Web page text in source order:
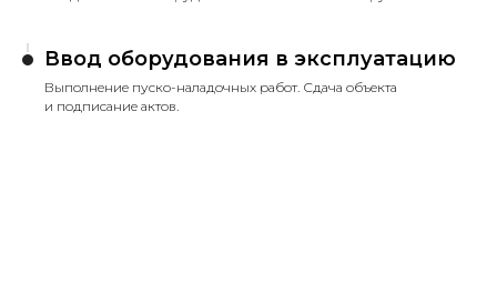
Ввод оборудования в эксплуатацию
Выполнение пуско-наладочных работ. Сдача объекта
и подписание актов.